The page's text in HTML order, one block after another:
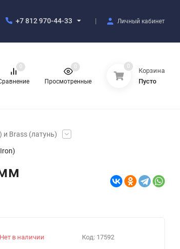
+7 812 970-44-33 Личный кабинет
0
Просмотренные
0 0
Корзина
Пусто
Brass (латунь)
Нет в наличии Код: 17592